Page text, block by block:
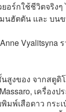
อร์กใช้ชีวิตจริง
นฮัตตัน และ บน
Vyalitsyna
งของ จากสตูดิ
เครื่อง
พ์เสือดาว กระ